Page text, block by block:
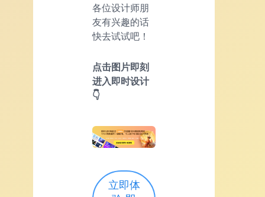
各位设计师朋
友有兴趣的话
快去试试吧！
点击图片即刻
进入即时设计
👇
立即体